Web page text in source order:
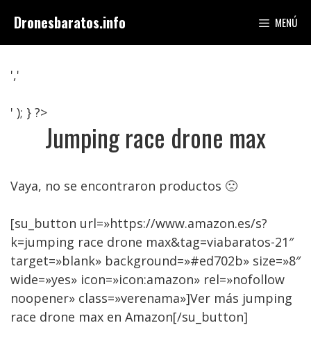
contenido
Dronesbaratos.info MENÚ
','
' ); } ?>
Jumping race drone max
Vaya, no se encontraron productos 🙁
[su_button url=»https://www.amazon.es/s?
k=jumping race drone max&tag=viabaratos-21″
target=»blank» background=»#ed702b» size=»8″
wide=»yes» icon=»icon:amazon» rel=»nofollow
noopener» class=»verenama»]Ver más jumping
race drone max en Amazon[/su_button]